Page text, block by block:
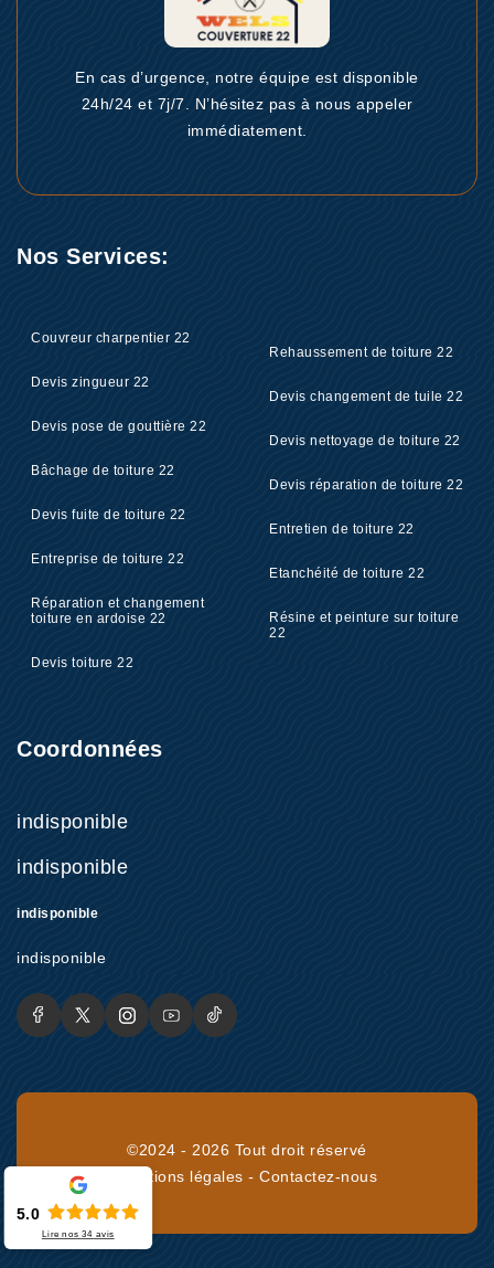
En cas d’urgence, notre équipe est disponible
24h/24 et 7j/7. N’hésitez pas à nous appeler
immédiatement.
Nos Services:
Couvreur charpentier 22
Devis zingueur 22
Devis pose de gouttière 22
Bâchage de toiture 22
Devis fuite de toiture 22
Entreprise de toiture 22
Réparation et changement
toiture en ardoise 22
Devis toiture 22
Rehaussement de toiture 22
Devis changement de tuile 22
Devis nettoyage de toiture 22
Devis réparation de toiture 22
Entretien de toiture 22
Etanchéité de toiture 22
Résine et peinture sur toiture
22
Coordonnées
indisponible
indisponible
indisponible
indisponible
©2024 - 2026 Tout droit réservé
Mentions légales -Contactez-nous
5.0
Lire nos34 avis